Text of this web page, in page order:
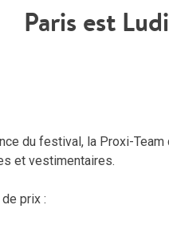
Paris est
du festival, la Proxi-
et vestimentaires.
prix :